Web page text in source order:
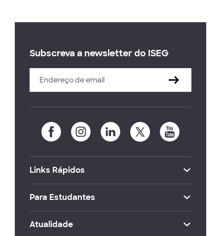
Subscreva a newsletter do ISEG
Links Rápidos
Para Estudantes
Atualidade